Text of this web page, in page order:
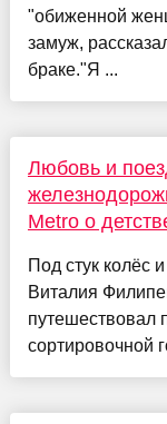
"обиженной
замуж,
браке."Я ...
Любовь и
Metro о
Под стук колёс
Виталия
путешествовал
сортировочной